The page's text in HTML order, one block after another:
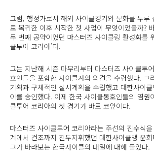
그럼, 행정가로서 해외 사이클경기와 문화를 두루
로 복귀한 이후 시작한 첫 사업이 무엇이었을까?
두 번째 공약이었던 마스터즈 사이클링 활성화를
클투어 코리아’다.
그는 지난해 시즌 마무리부터 마스터즈 사이클투
호인들을 포함한 사이클계의 의견을 수렴했다. 그
기획과 구체적인 실시계획을 수립했고 대한사이
이를 승인했다. 이제 한국 사이클동호인들의 염원
클투어 코리아의 첫 경기가 바로 코앞이다.
마스터즈 사이클투어 코리아라는 주선의 진수식
계에서 건조까지 진두지휘했던 대한사이클맹 윤
그가 바라보는 한국사이클의 내일에 대해 물었다.